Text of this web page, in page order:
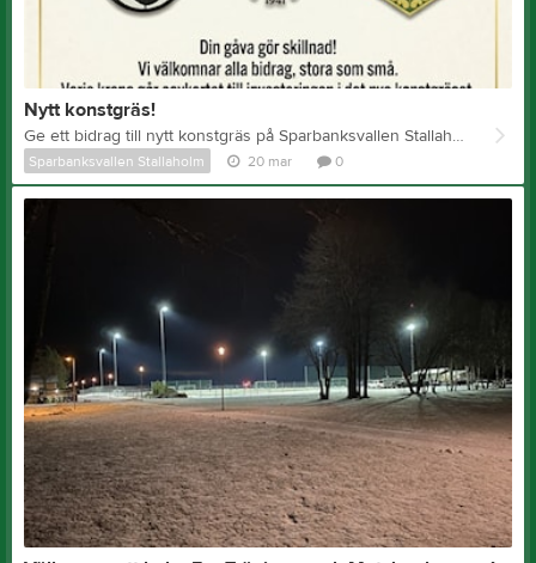
Nytt konstgräs!
Ge ett bidrag till nytt konstgräs på Sparbanksvallen Stallaholm Detta projekt drivs gemensamt av: EFFK, FIK, NIF Din gåva gör skillnad! Vi välkomnar alla bidrag, stora som små. Varje krona går oavkortat till investeringen i det nya konstgräset. Du väljer själv en frivillig summa som passar dig. Swish nummer: 123 345 31 56 Skriv ditt namn & ”konstgräs” som meddelande (så får du ditt namn på en skylt). eller Bankgiro: 710-7774
Sparbanksvallen Stallaholm 20 mar 0